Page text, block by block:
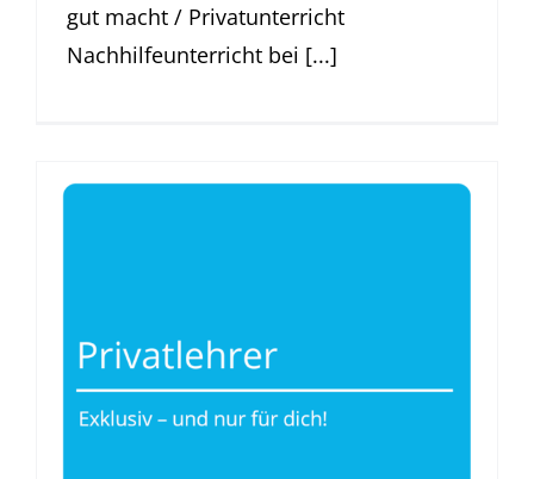
gut macht / Privatunterricht
Nachhilfeunterricht bei [...]
Privatlehrer
Was Nachhilfe gut macht